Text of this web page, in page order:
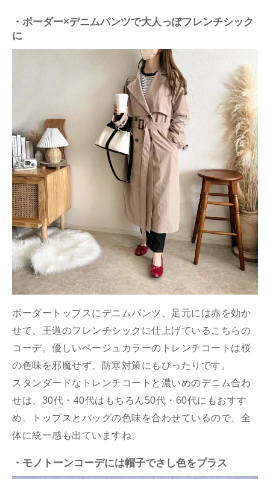
・ボーダー×デニムパンツで大人っぽフレンチシック
に
ボーダートップスにデニムパンツ、足元には赤を効か
せて、王道のフレンチシックに仕上げているこちらの
コーデ。優しいベージュカラーのトレンチコートは桜
の色味を邪魔せず、防寒対策にもぴったりです。
スタンダードなトレンチコートと濃いめのデニム合わ
せは、30代・40代はもちろん50代・60代にもおすす
め。トップスとバッグの色味を合わせているので、全
体に統一感も出ていますね。
・モノトーンコーデには帽子でさし色をプラス